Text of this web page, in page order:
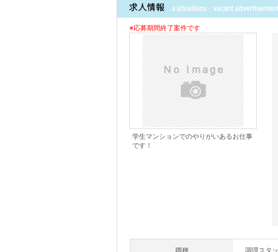
※応募期間終了案件です
学生マンションでのやりがいあるお仕事
です！
職種 調理スタ